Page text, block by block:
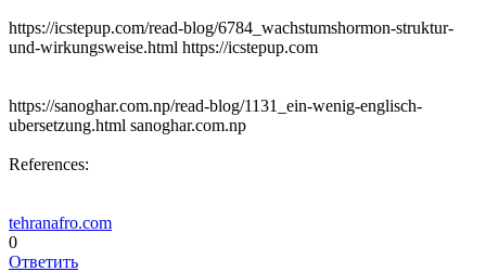
https://icstepup.com/read-blog/6784_wachstumshormon-struktur-
und-wirkungsweise.html https://icstepup.com
https://sanoghar.com.np/read-blog/1131_ein-wenig-englisch-
ubersetzung.html sanoghar.com.np
References:
tehranafro.com
0
Ответить